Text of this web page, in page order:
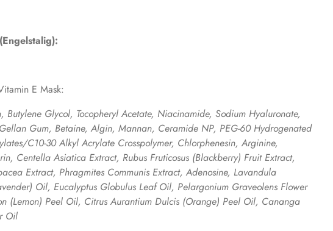
E Mask:
Butylene Glycol, Tocopheryl Acetate, Niacinamide, Sodium Hyaluronate,
Gum, Betaine, Algin, Mannan, Ceramide NP, PEG-60 Hydrogenated
C10-30 Alkyl Acrylate Crosspolymer, Chlorphenesin, Arginine,
Centella Asiatica Extract, Rubus Fruticosus (Blackberry) Fruit Extract,
Extract, Phragmites Communis Extract, Adenosine, Lavandula
Oil, Eucalyptus Globulus Leaf Oil, Pelargonium Graveolens Flower
(Lemon) Peel Oil, Citrus Aurantium Dulcis (Orange) Peel Oil, Cananga
Oil